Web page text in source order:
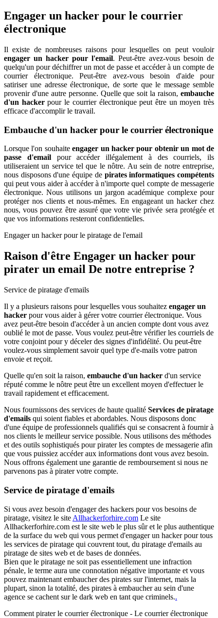
Engager un hacker pour le courrier
électronique
Il existe de nombreuses raisons pour lesquelles on peut vouloir
engager un hacker pour l'email. Peut-être avez-vous besoin de
quelqu'un pour déchiffrer un mot de passe et accéder à un compte de
courrier électronique. Peut-être avez-vous besoin d'aide pour
satiriser une adresse électronique, de sorte que le message semble
provenir d'une autre personne. Quelle que soit la raison, embauche
d'un hackerpour le courrier électronique peut être un moyen très
efficace d'accomplir le travail.
Embauche d'un hacker pour le courrier électronique
Lorsque l'on souhaiteengager un hacker pour obtenir un mot de
passe d'emailpour accéder illégalement à des courriels, ils
utiliseraient un service tel que le nôtre. Au sein de notre entreprise,
nous disposons d'une équipe de pirates informatiques compétents
qui peut vous aider à accéder à n'importe quel compte de messagerie
électronique. Nous utilisons un jargon académique complexe pour
protéger nos clients et nous-mêmes. En engageant un hacker chez
nous, vous pouvez être assuré que votre vie privée sera protégée et
que vos informations resteront confidentielles.
Raison d'être Engager un hacker pour
pirater un email De notre entreprise ?
Il y a plusieurs raisons pour lesquelles vous souhaitez engager un
hacker pour vous aider à gérer votre courrier électronique. Vous
avez peut-être besoin d'accéder à un ancien compte dont vous avez
oublié le mot de passe. Vous voulez peut-être vérifier les courriels de
votre conjoint pour y déceler des signes d'infidélité. Ou peut-être
voulez-vous simplement savoir quel type d'e-mails votre patron
envoie et reçoit.
Quelle qu'en soit la raison, embauche d'un hacker d'un service
réputé comme le nôtre peut être un excellent moyen d'effectuer le
travail rapidement et efficacement.
Nous fournissons des services de haute qualité Services de piratage
d'emails qui soient fiables et abordables. Nous disposons donc
d'une équipe de professionnels qualifiés qui se consacrent à fournir à
nos clients le meilleur service possible. Nous utilisons des méthodes
et des outils sophistiqués pour pirater les comptes de messagerie afin
que vous puissiez accéder aux informations dont vous avez besoin.
Nous offrons également une garantie de remboursement si nous ne
parvenons pas à pirater votre compte.
Service de piratage d'emails
Si vous avez besoin d'engager des hackers pour vos besoins de
piratage, visitez le site Allhackerforhire.com Le site
Allhackerforhire.com est le site web le plus sûr et le plus authentique
de la surface du web qui vous permet d'engager un hacker pour tous
les services de piratage qui couvrent tout, du piratage d'emails au
piratage de sites web et de bases de données.
Bien que le piratage ne soit pas essentiellement une infraction
pénale, le terme aura une connotation négative importante et vous
pouvez maintenant embaucher des pirates sur l'internet, mais la
plupart, sinon la totalité, des pirates à embaucher au sein d'une
agence se cachent sur le dark web en tant que criminels..
Comment pirater le courrier électronique - Le courrier électronique